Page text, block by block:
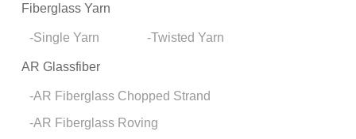
Fiberglass Yarn
Single Yarn Twisted Yarn
AR Glassfiber
AR Fiberglass Chopped Strand
AR Fiberglass Roving